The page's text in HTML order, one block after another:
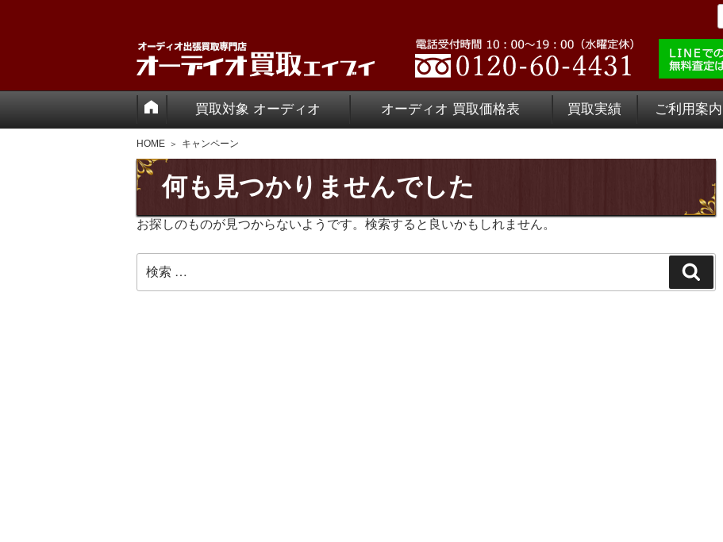
買取対象 オーディオ オーディオ 買取価格表 買取実績 ご利用案内
HOME キャンペーン
何も見つかりませんでした
お探しのものが見つからないようです。検索すると良いかもしれません。